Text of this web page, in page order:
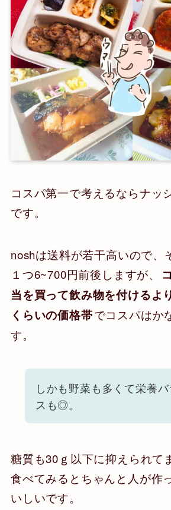
コスパ第一で考えるならナッ
です。
noshは送料が若干高いので、
１つ6~700円前後しますが、
当を買って飲み物を付けるよ
くらいの価格帯でコスパはか
す。
しかも野菜も多くて栄養
スも◎。
糖質も30ｇ以下に抑えられて
食べてみるとちゃんと人が作
いしいです。